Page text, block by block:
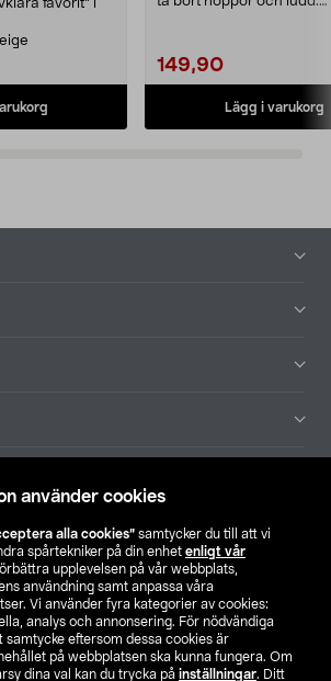
använder cookies
alla cookies” samtycker du till att vi
spårtekniker på din enhet enligt vår
upplevelsen på vår webbplats,
användning samt anpassa våra
Vi använder fyra kategorier av cookies:
analys och annonsering. För nödvändiga
samtycke eftersom dessa cookies är
på webbplatsen ska kunna fungera. Om
dina val kan du trycka på inställningar. Ditt
favorit” i
149,90
Lägg i varukorg
Hitta butik
SE NO FI